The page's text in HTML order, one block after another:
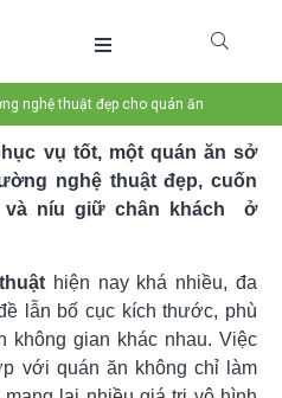
nghệ thuật đẹp cho quán ăn
vụ tốt, một quán ăn sở
nghệ thuật đẹp, cuốn
và níu giữ chân khách ở
hiện nay khá nhiều, đa
lẫn bố cục kích thước, phù
không gian khác nhau. Việc
với quán ăn không chỉ làm